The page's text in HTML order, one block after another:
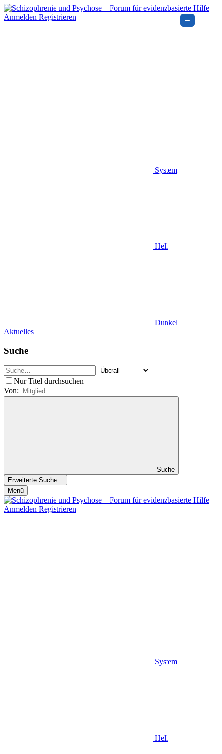
Anmelden Registrieren
System
Hell
Dunkel
Aktuelles
Suche
Nur Titel durchsuchen
Von:
Suche
Erweiterte Suche…
Menü
Anmelden Registrieren
System
Hell
–